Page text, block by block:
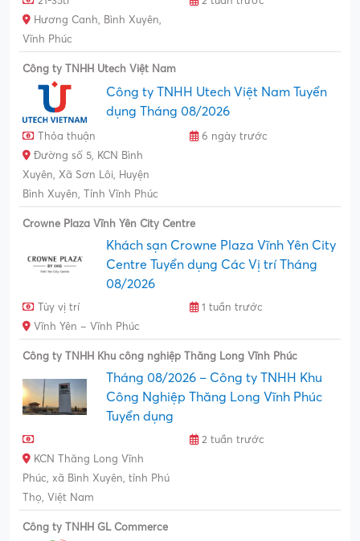
Hương Canh, Bình Xuyên,
Vĩnh Phúc
Công ty TNHH Utech Việt Nam
Công ty TNHH Utech Việt Nam Tuyển
dụng Tháng 08/2026
Thỏa thuận
6 ngày trước
Đường số 5, KCN Bình
Xuyên, Xã Sơn Lôi, Huyện
Bình Xuyên, Tỉnh Vĩnh Phúc
Crowne Plaza Vĩnh Yên City Centre
Khách sạn Crowne Plaza Vĩnh Yên City
Centre Tuyển dụng Các Vị trí Tháng
08/2026
Tùy vị trí
1 tuần trước
Vĩnh Yên – Vĩnh Phúc
Công ty TNHH Khu công nghiệp Thăng Long Vĩnh Phúc
Tháng 08/2026 – Công ty TNHH Khu
Công Nghiệp Thăng Long Vĩnh Phúc
Tuyển dụng
2 tuần trước
KCN Thăng Long Vĩnh
Phúc, xã Bình Xuyên, tỉnh Phú
Thọ, Việt Nam
Công ty TNHH GL Commerce